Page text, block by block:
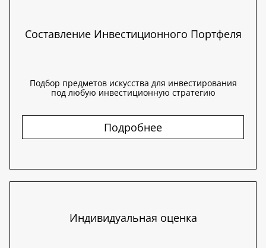
Составление Инвестиционного Портфеля
Подбор предметов искусства для инвестирования
под любую инвестиционную стратегию
Подробнее
Индивидуальная оценка